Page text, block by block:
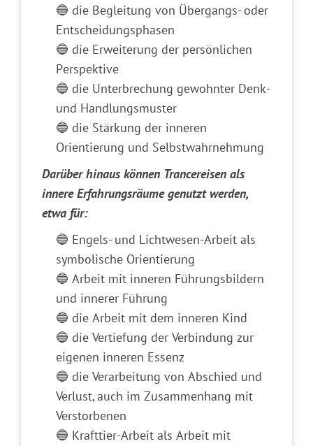
🔵 die Begleitung von Übergangs- oder
Entscheidungsphasen
🔵 die Erweiterung der persönlichen
Perspektive
🔵 die Unterbrechung gewohnter Denk-
und Handlungsmuster
🔵 die Stärkung der inneren
Orientierung und Selbstwahrnehmung
Darüber hinaus können Trancereisen als
innere Erfahrungsräume genutzt werden,
etwa für:
🔵 Engels- und Lichtwesen-Arbeit als
symbolische Orientierung
🔵 Arbeit mit inneren Führungsbildern
und innerer Führung
🔵 die Arbeit mit dem inneren Kind
🔵 die Vertiefung der Verbindung zur
eigenen inneren Essenz
🔵 die Verarbeitung von Abschied und
Verlust, auch im Zusammenhang mit
Verstorbenen
🔵 Krafttier-Arbeit als Arbeit mit